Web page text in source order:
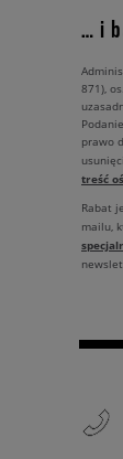
… i
871),
prawo
treść
Rabat
mailu,